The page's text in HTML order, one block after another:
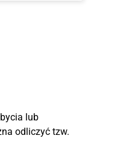
lub
odliczyć tzw.